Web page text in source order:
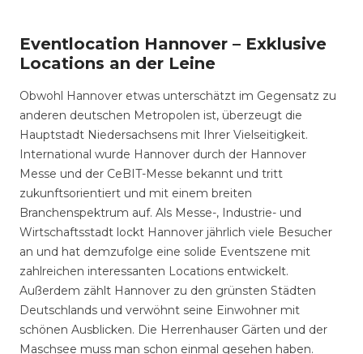
Eventlocation Hannover – Exklusive
Locations an der Leine
Obwohl Hannover etwas unterschätzt im Gegensatz zu
anderen deutschen Metropolen ist, überzeugt die
Hauptstadt Niedersachsens mit Ihrer Vielseitigkeit.
International wurde Hannover durch der Hannover
Messe und der CeBIT-Messe bekannt und tritt
zukunftsorientiert und mit einem breiten
Branchenspektrum auf. Als Messe-, Industrie- und
Wirtschaftsstadt lockt Hannover jährlich viele Besucher
an und hat demzufolge eine solide Eventszene mit
zahlreichen interessanten Locations entwickelt.
Außerdem zählt Hannover zu den grünsten Städten
Deutschlands und verwöhnt seine Einwohner mit
schönen Ausblicken. Die Herrenhauser Gärten und der
Maschsee muss man schon einmal gesehen haben.